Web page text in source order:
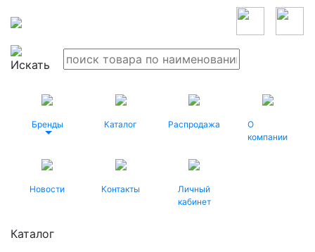
Бренды Каталог Распродажа
О
компании
Новости Контакты
Личный
кабинет
Каталог